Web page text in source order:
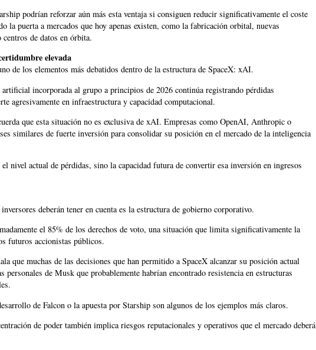
podrían reforzar aún más esta ventaja si consiguen reducir significativamente el coste
la puerta a mercados que hoy apenas existen, como la fabricación orbital, nuevas
de datos en órbita.
elevada
de los elementos más debatidos dentro de la estructura de SpaceX: xAI.
incorporada al grupo a principios de 2026 continúa registrando pérdidas
agresivamente en infraestructura y capacidad computacional.
que esta situación no es exclusiva de xAI. Empresas como OpenAI, Anthropic o
similares de fuerte inversión para consolidar su posición en el mercado de la inteligencia
nivel actual de pérdidas, sino la capacidad futura de convertir esa inversión en ingresos
deberán tener en cuenta es la estructura de gobierno corporativo.
el 85% de los derechos de voto, una situación que limita significativamente la
futuros accionistas públicos.
que muchas de las decisiones que han permitido a SpaceX alcanzar su posición actual
personales de Musk que probablemente habrían encontrado resistencia en estructuras
de Falcon o la apuesta por Starship son algunos de los ejemplos más claros.
de poder también implica riesgos reputacionales y operativos que el mercado deberá